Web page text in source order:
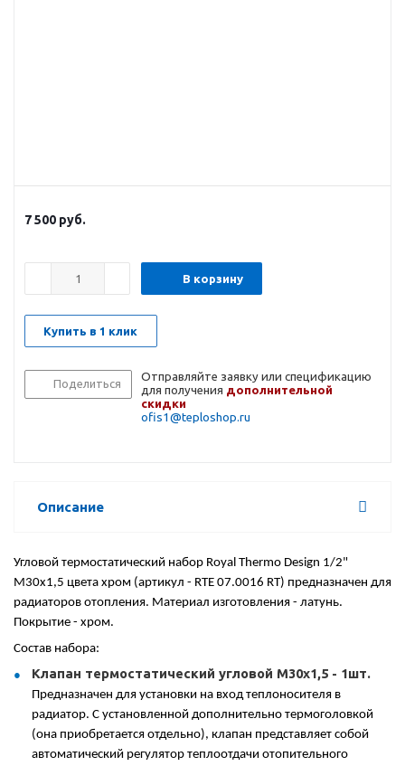
7 500 руб.
В корзину
Купить в 1 клик
Поделиться
Отправляйте заявку или спецификацию
для получения дополнительной
скидки
ofis1@teploshop.ru
Описание
Угловой термостатический набор Royal Thermo Design 1/2"
М30х1,5 цвета хром (артикул - RTE 07.0016 RT) предназначен для
радиаторов отопления. Материал изготовления - латунь.
Покрытие - хром.
Состав набора:
Клапан термостатический угловой М30х1,5 - 1шт.
Предназначен для установки на вход теплоносителя в
радиатор. С установленной дополнительно термоголовкой
(она приобретается отдельно), клапан представляет собой
автоматический регулятор теплоотдачи отопительного